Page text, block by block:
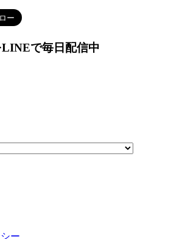
で毎日配信中
ー